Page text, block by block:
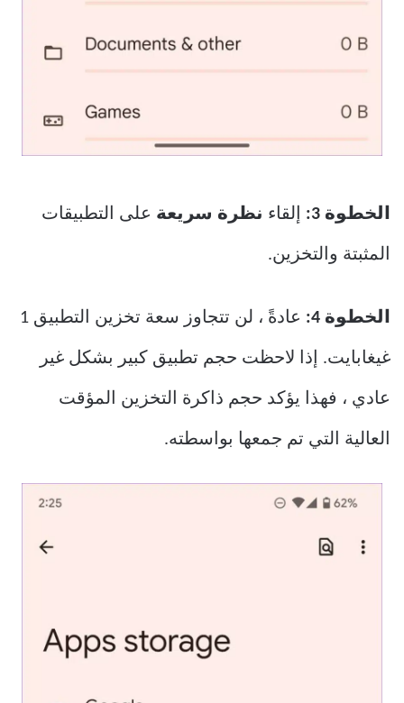
الخطوة 3: إلقاء نظرة سريعة على التطبيقات
المثبتة والتخزين.
الخطوة 4: عادةً ، لن تتجاوز سعة تخزين التطبيق 1
غيغابايت. إذا لاحظت حجم تطبيق كبير بشكل غير
عادي ، فهذا يؤكد حجم ذاكرة التخزين المؤقت
العالية التي تم جمعها بواسطته.